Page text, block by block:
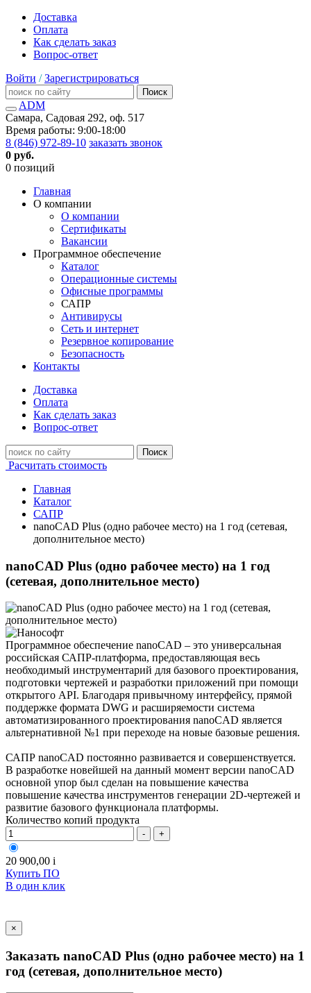
Доставка
Оплата
Как сделать заказ
Вопрос-ответ
Войти / Зарегистрироваться
Поиск
ADM
Самара, Садовая 292, оф. 517
Время работы: 9:00-18:00
8 (846) 972-89-10 заказать звонок
0 руб.
0 позиций
Главная
О компании
О компании
Сертификаты
Вакансии
Программное обеспечение
Каталог
Операционные системы
Офисные программы
САПР
Антивирусы
Сеть и интернет
Резервное копирование
Безопасность
Контакты
Доставка
Оплата
Как сделать заказ
Вопрос-ответ
Поиск
Расчитать стоимость
Главная
Каталог
САПР
nanoCAD Plus (одно рабочее место) на 1 год (сетевая,
дополнительное место)
nanoCAD Plus (одно рабочее место) на 1 год
(сетевая, дополнительное место)
Программное обеспечение nanoCAD – это универсальная
российская САПР-платформа, предоставляющая весь
необходимый инструментарий для базового проектирования,
подготовки чертежей и разработки приложений при помощи
открытого API. Благодаря привычному интерфейсу, прямой
поддержке формата DWG и расширяемости система
автоматизированного проектирования nanoCAD является
альтернативной №1 при переходе на новые базовые решения.
САПР nanoCAD постоянно развивается и совершенствуется.
В разработке новейшей на данный момент версии nanoCAD
основной упор был сделан на повышение качества
повышение качества инструментов генерации 2D-чертежей и
развитие базового функционала платформы.
Количество копий продукта
- +
20 900,00 i
Купить ПО
В один клик
×
Заказать nanoCAD Plus (одно рабочее место) на 1
год (сетевая, дополнительное место)